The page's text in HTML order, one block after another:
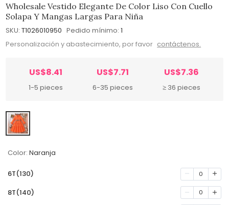
Wholesale Vestido Elegante De Color Liso Con Cuello
Solapa Y Mangas Largas Para Niña
SKU: T1026010950 Pedido mínimo: 1
Personalización y abastecimiento, por favor contáctenos.
US$8.41
1-5 pieces
US$7.71
6-35 pieces
US$7.36
≥ 36 pieces
Color: Naranja
6T(130) 0
8T(140) 0